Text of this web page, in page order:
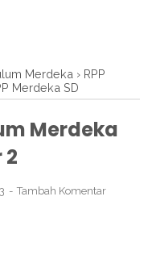
Merdeka › RPP
Merdeka SD
Merdeka
2
Tambah Komentar